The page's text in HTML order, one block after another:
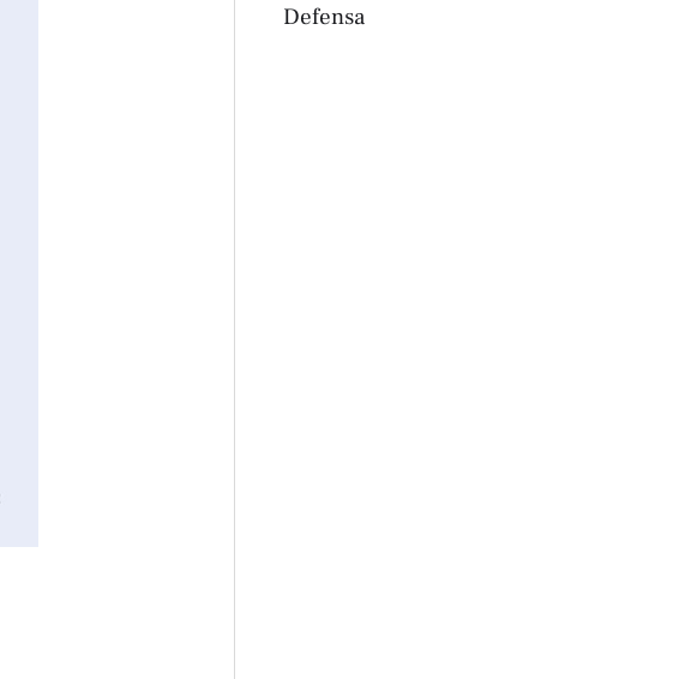
Defensa